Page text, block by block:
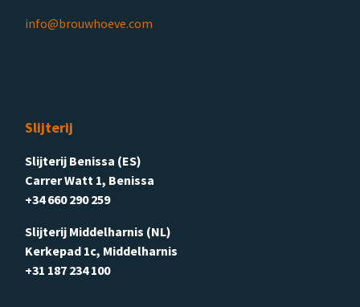
info@brouwhoeve.com
Slijterij
Slijterij Benissa (ES)
Carrer Watt 1, Benissa
+34 660 290 259
Slijterij Middelharnis (NL)
Kerkepad 1c, Middelharnis
+31 187 234 100